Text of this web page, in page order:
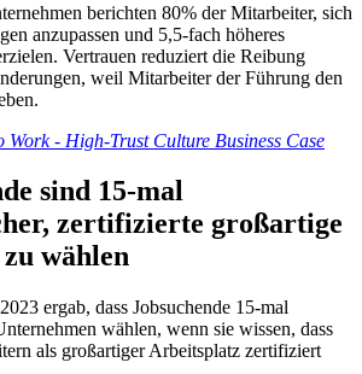
berichten 80% der Mitarbeiter, sich
anzupassen und 5,5-fach höheres
Vertrauen reduziert die Reibung
weil Mitarbeiter der Führung den
Work - High-Trust Culture Business Case
sind 15-mal
zertifizierte großartige
wählen
ergab, dass Jobsuchende 15-mal
wählen, wenn sie wissen, dass
als großartiger Arbeitsplatz zertifiziert